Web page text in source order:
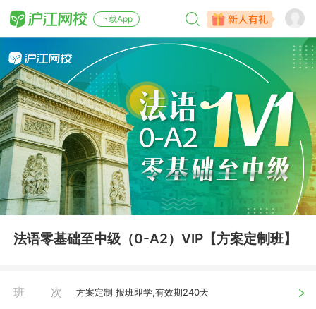
下载App
法语零基础至中级（0-A2）VIP【方案定制班】
班次 方案定制 报班即学,有效期240天